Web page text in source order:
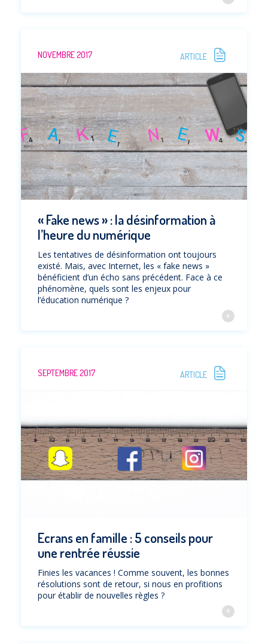
NOVEMBRE 2017 ARTICLE
« Fake news » : la désinformation à
l’heure du numérique
Les tentatives de désinformation ont toujours
existé. Mais, avec Internet, les « fake news »
bénéficient d’un écho sans précédent. Face à ce
phénomène, quels sont les enjeux pour
l’éducation numérique ?
SEPTEMBRE 2017 ARTICLE
Ecrans en famille : 5 conseils pour
une rentrée réussie
Finies les vacances ! Comme souvent, les bonnes
résolutions sont de retour, si nous en profitions
pour établir de nouvelles règles ?